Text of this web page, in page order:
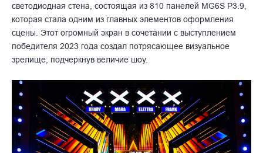
светодиодная стена, состоящая из 810 панелей MG6S P3.9,
которая стала одним из главных элементов оформления
сцены. Этот огромный экран в сочетании с выступлением
победителя 2023 года создал потрясающее визуальное
зрелище, подчеркнув величие шоу.